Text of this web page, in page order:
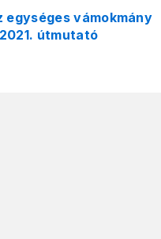
vámokmány
útmutató